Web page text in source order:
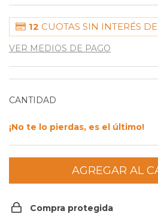
12 CUOTAS SIN INTERÉS DE
VER MEDIOS DE PAGO
CANTIDAD
¡No te lo pierdas, es el último!
Compra protegida